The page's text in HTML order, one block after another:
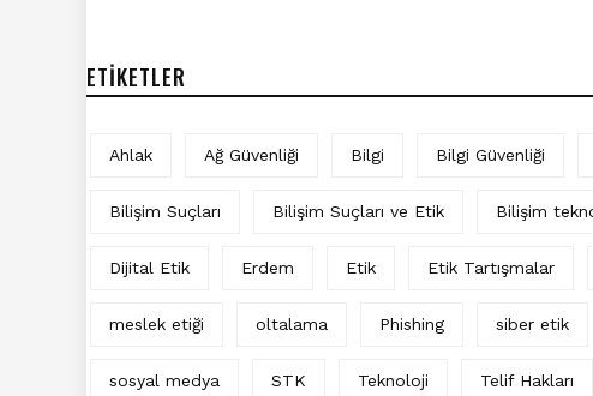
ETIKETLER
Ahlak Ağ Güvenliği Bilgi Bilgi Güvenliği
Bilişim Suçları Bilişim Suçları ve Etik Bilişim
Dijital Etik Erdem Etik Etik Tartışmalar
meslek etiği oltalama Phishing siber etik
sosyal medya STK Teknoloji Telif Hakları